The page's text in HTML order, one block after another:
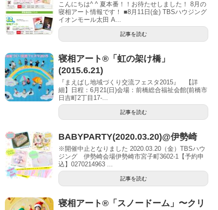
こんにちは^ ^ 夏本番！！お待たせしました！ 8月の
寝相アート情報です！ ■8月11日(金) TBSハウジング
イオンモール太田 A...
記事を読む
寝相アート®「虹の架け橋」
(2015.6.21)
『まえばし地域づくり交流フェスタ2015』 【詳
細】日程：6月21(日)会場：前橋総合福祉会館(前橋市
日吉町2丁目17-...
記事を読む
BABYPARTY(2020.03.20)@伊勢崎
※開催中止となりました 2020.03.20（金）TBSハウ
ジング 伊勢崎会場伊勢崎市宮子町3602-1【予約申
込】0270214963 ...
記事を読む
寝相アート®「スノードーム」〜クリ